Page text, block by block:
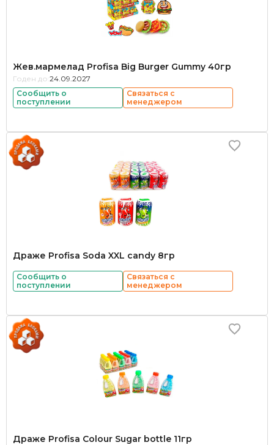
Жев.мармелад Profisa Big Burger Gummy 40гр
Годен до: 24.09.2027
Сообщить о
поступлении
Связаться с
менеджером
Драже Profisa Soda XXL candy 8гр
Сообщить о
поступлении
Связаться с
менеджером
Драже Profisa Colour Sugar bottle 11гр